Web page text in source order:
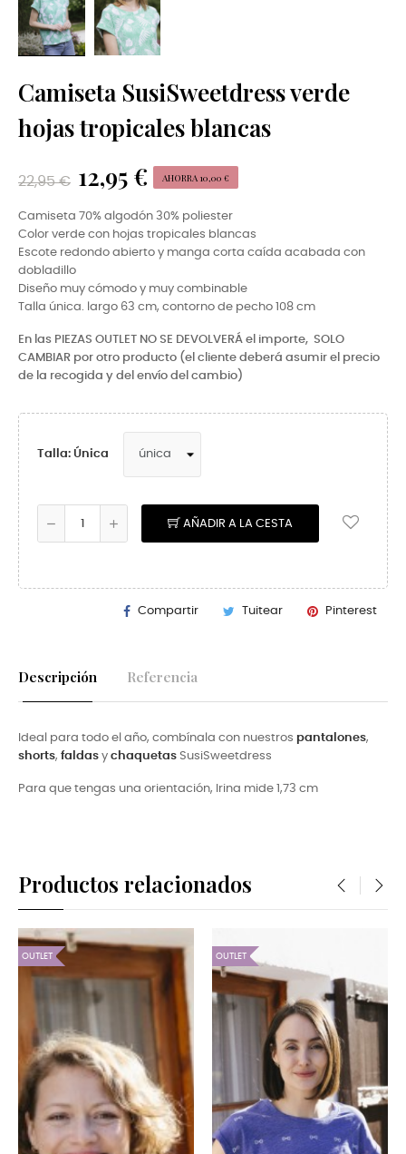
Camiseta SusiSweetdress verde
hojas tropicales blancas
22,95 € 12,95 € AHORRA 10,00 €
Camiseta 70% algodón 30% poliester
Color verde con hojas tropicales blancas
Escote redondo abierto y manga corta caída acabada con
dobladillo
Diseño muy cómodo y muy combinable
Talla única. largo 63 cm, contorno de pecho 108 cm
En las PIEZAS OUTLET NO SE DEVOLVERÁ el importe, SOLO
CAMBIAR por otro producto (el cliente deberá asumir el precio
de la recogida y del envío del cambio)
Talla: Única
AÑADIR A LA CESTA
Compartir Tuitear Pinterest
Descripción Referencia
Ideal para todo el año, combínala con nuestros pantalones,
shorts, faldas y chaquetas SusiSweetdress
Para que tengas una orientación, Irina mide 1,73 cm
Productos relacionados